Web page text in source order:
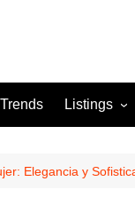
Trends Listings
For Sale
Elegancia y